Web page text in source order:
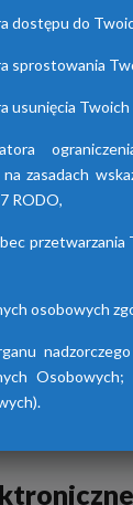
różni
dostępu do
sprostowania
usunięcia
zasadach
RODO,
przetwarzania
osobowych